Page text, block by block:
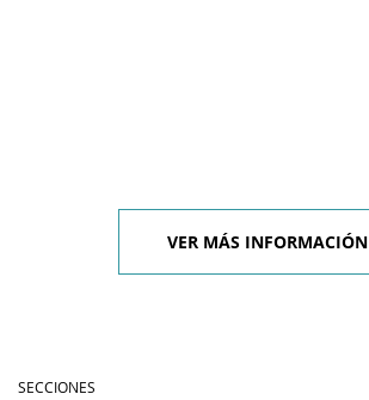
VER MÁS INFORMACIÓN
SECCIONES